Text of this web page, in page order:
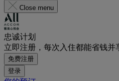
Close menu
忠诚计划
立即注册，每次入住都能省钱并
免费注册
登录